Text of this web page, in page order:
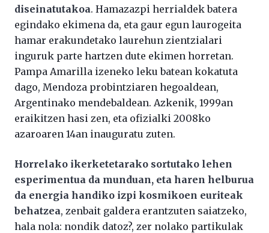
diseinatutakoa. Hamazazpi herrialdek batera
egindako ekimena da, eta gaur egun laurogeita
hamar erakundetako laurehun zientzialari
inguruk parte hartzen dute ekimen horretan.
Pampa Amarilla izeneko leku batean kokatuta
dago, Mendoza probintziaren hegoaldean,
Argentinako mendebaldean. Azkenik, 1999an
eraikitzen hasi zen, eta ofizialki 2008ko
azaroaren 14an inauguratu zuten.
Horrelako ikerketetarako sortutako lehen
esperimentua da munduan, eta haren helburua
da energia handiko izpi kosmikoen euriteak
behatzea, zenbait galdera erantzuten saiatzeko,
hala nola: nondik datoz?, zer nolako partikulak